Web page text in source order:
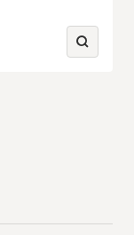
Zooma